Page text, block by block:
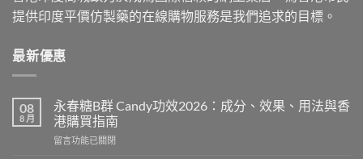
提供印度平價仿製藥的在線購物服務是我們追求的目標。
最新優惠
08
8 月
永春糖B群 Candy功效2026：成分、效果、用法與香
港購買指南
在
留言功能已關閉